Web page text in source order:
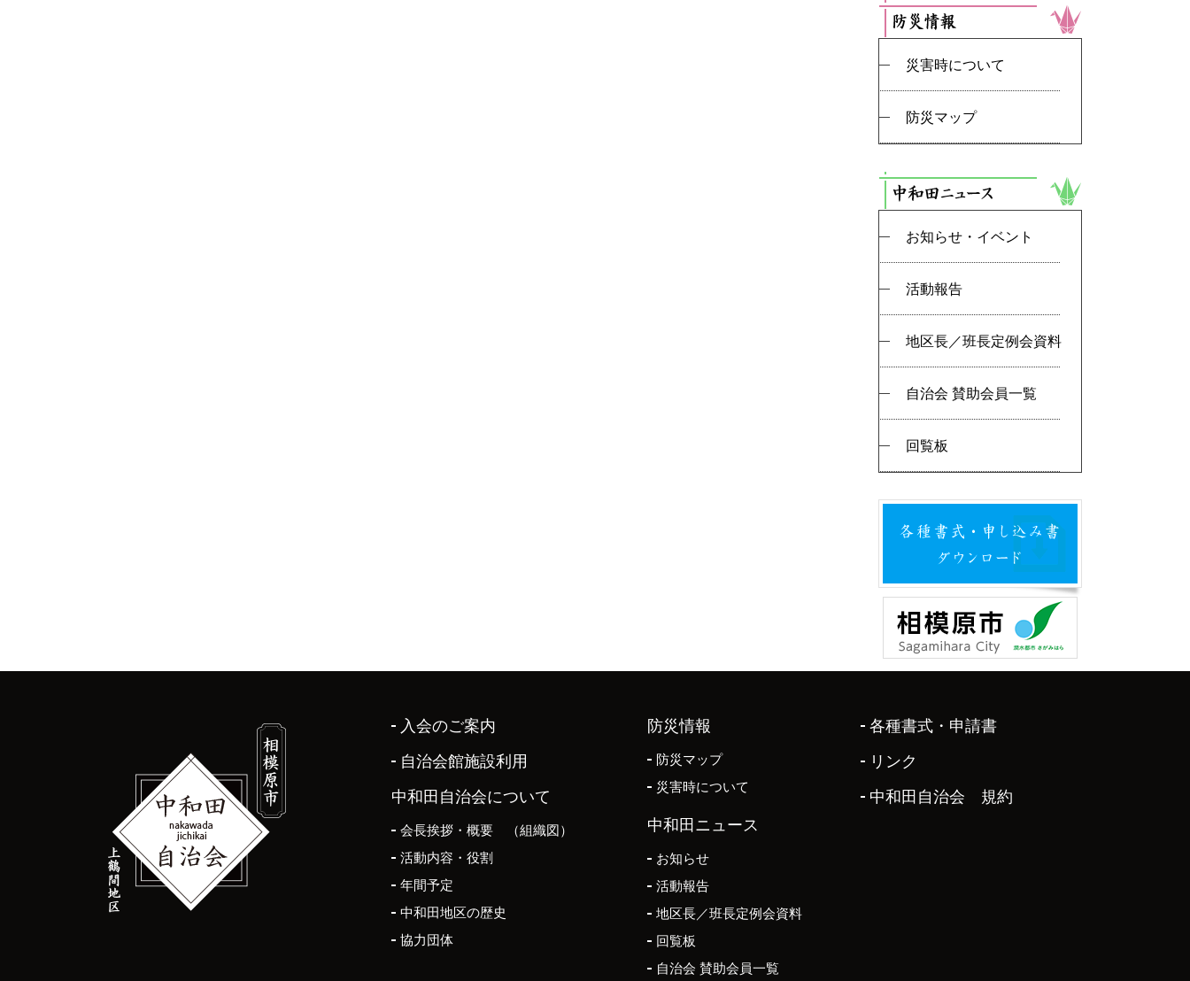
災害時について
防災マップ
お知らせ・イベント
活動報告
地区長／班長定例会資料
自治会 賛助会員一覧
回覧板
入会のご案内
自治会館施設利用
中和田自治会について
会長挨拶・概要 （組織図）
活動内容・役割
年間予定
中和田地区の歴史
協力団体
防災情報
防災マップ
災害時について
中和田ニュース
お知らせ
活動報告
地区長／班長定例会資料
回覧板
自治会 賛助会員一覧
各種書式・申請書
リンク
中和田自治会 規約